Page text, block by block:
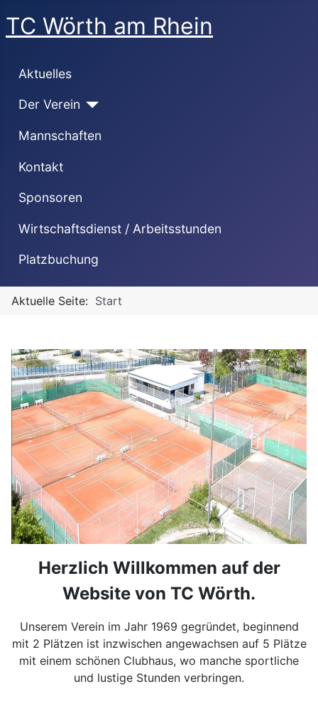
TC Wörth am Rhein
Aktuelles
Der Verein
Mannschaften
Kontakt
Sponsoren
Wirtschaftsdienst / Arbeitsstunden
Platzbuchung
Aktuelle Seite: Start
Herzlich Willkommen auf der
Website von TC Wörth.
Unserem Verein im Jahr 1969 gegründet, beginnend
mit 2 Plätzen ist inzwischen angewachsen auf 5 Plätze
mit einem schönen Clubhaus, wo manche sportliche
und lustige Stunden verbringen.